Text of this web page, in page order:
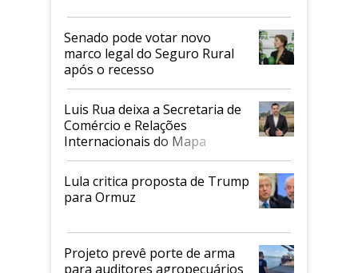
Senado pode votar novo
marco legal do Seguro Rural
após o recesso
Luis Rua deixa a Secretaria de
Comércio e Relações
Internacionais do Mapa
Lula critica proposta de Trump
para Ormuz
Projeto prevê porte de arma
para auditores agropecuários